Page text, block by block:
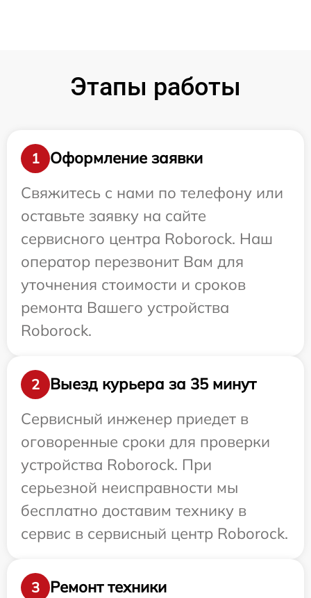
Этапы работы
1
Оформление заявки
Свяжитесь с нами по телефону или
оставьте заявку на сайте
сервисного центра Roborock. Наш
оператор перезвонит Вам для
уточнения стоимости и сроков
ремонта Вашего устройства
Roborock.
2
Выезд курьера за 35 минут
Сервисный инженер приедет в
оговоренные сроки для проверки
устройства Roborock. При
серьезной неисправности мы
бесплатно доставим технику в
сервис в сервисный центр Roborock.
3
Ремонт техники